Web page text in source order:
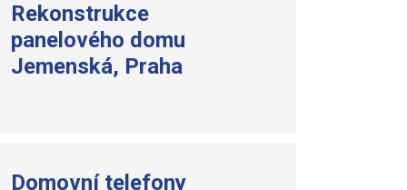
Rekonstrukce
panelového domu
Jemenská, Praha
Domovní telefony